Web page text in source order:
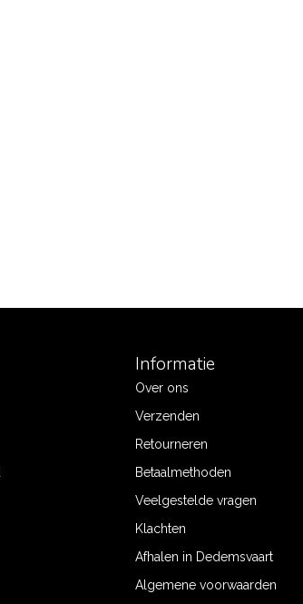
Informatie
Over ons
Verzenden
Retourneren
Betaalmethoden
Veelgestelde vragen
Klachten
Afhalen in Dedemsvaart
Algemene voorwaarden